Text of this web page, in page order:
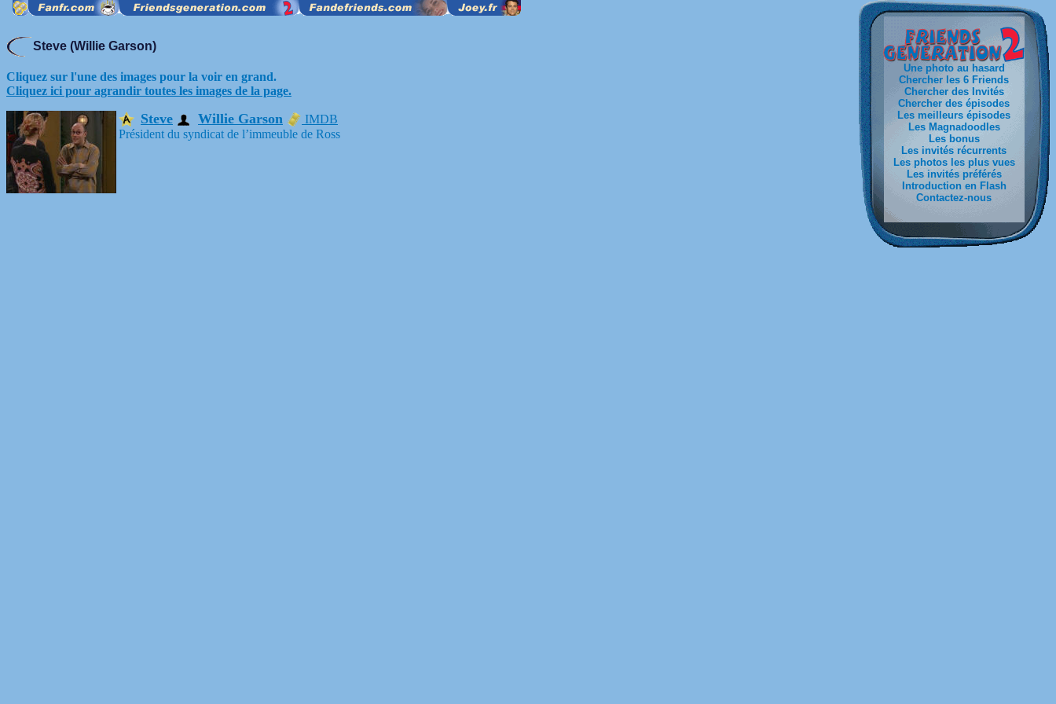
Une photo au hasard
Chercher les 6 Friends
Chercher des Invités
Chercher des épisodes
Les meilleurs épisodes
Les Magnadoodles
Les bonus
Les invités récurrents
Les photos les plus vues
Les invités préférés
Introduction en Flash
Contactez-nous
Steve (Willie Garson)
Cliquez sur l'une des images pour la voir en grand.
Cliquez ici pour agrandir toutes les images de la page.
Steve Willie Garson
IMDB
Président du syndicat de l’immeuble de Ross